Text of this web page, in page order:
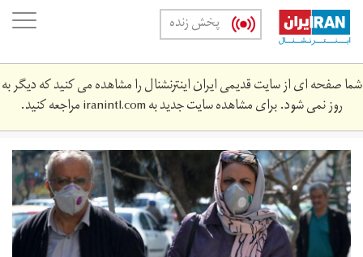
Skip
main
content
پخش زنده
شما صفحه ای از سایت قدیمی ایران اینترنشنال را مشاهده می کنید که دیگر به
روز نمی شود. برای مشاهده سایت جدید بهiranintl.comمراجعه کنید.
830428_967.jpg